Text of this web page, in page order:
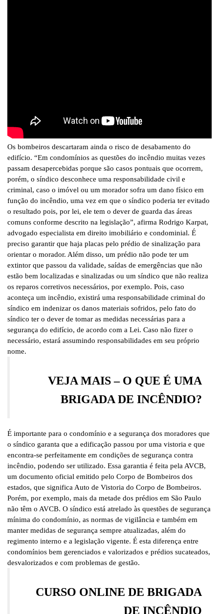
Os bombeiros descartaram ainda o risco de desabamento do
edifício. “Em condomínios as questões do incêndio muitas vezes
passam desapercebidas porque são casos pontuais que ocorrem,
porém, o síndico desconhece uma responsabilidade civil e
criminal, caso o imóvel ou um morador sofra um dano físico em
função do incêndio, uma vez em que o síndico poderia ter evitado
o resultado pois, por lei, ele tem o dever de guarda das áreas
comuns conforme descrito na legislação”, afirma Rodrigo Karpat,
advogado especialista em direito imobiliário e condominial. É
preciso garantir que haja placas pelo prédio de sinalização para
orientar o morador. Além disso, um prédio não pode ter um
extintor que passou da validade, saídas de emergências que não
estão bem localizadas e sinalizadas ou um síndico que não realiza
os reparos corretivos necessários, por exemplo. Pois, caso
aconteça um incêndio, existirá uma responsabilidade criminal do
síndico em indenizar os danos materiais sofridos, pelo fato do
síndico ter o dever de tomar as medidas necessárias para a
segurança do edifício, de acordo com a Lei. Caso não fizer o
necessário, estará assumindo responsabilidades em seu próprio
nome.
VEJA MAIS – O QUE É UMA
BRIGADA DE INCÊNDIO?
É importante para o condomínio e a segurança dos moradores que
o síndico garanta que a edificação passou por uma vistoria e que
encontra-se perfeitamente em condições de segurança contra
incêndio, podendo ser utilizado. Essa garantia é feita pela AVCB,
um documento oficial emitido pelo Corpo de Bombeiros dos
estados, que significa Auto de Vistoria do Corpo de Bombeiros.
Porém, por exemplo, mais da metade dos prédios em São Paulo
não têm o AVCB. O síndico está atrelado às questões de segurança
mínima do condomínio, as normas de vigilância e também em
manter medidas de segurança sempre atualizadas, além do
regimento interno e a legislação vigente. É esta diferença entre
condomínios bem gerenciados e valorizados e prédios sucateados,
desvalorizados e com problemas de gestão.
CURSO ONLINE DE BRIGADA
DE INCÊNDIO